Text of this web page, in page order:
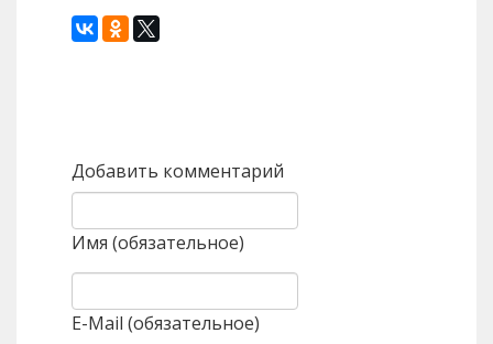
Добавить комментарий
Имя (обязательное)
E-Mail (обязательное)